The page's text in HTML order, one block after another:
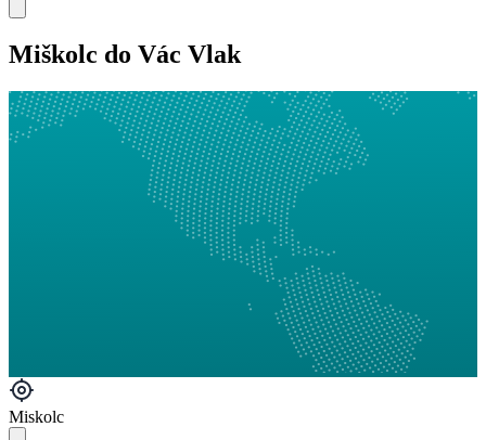
Miškolc do Vác Vlak
Miskolc